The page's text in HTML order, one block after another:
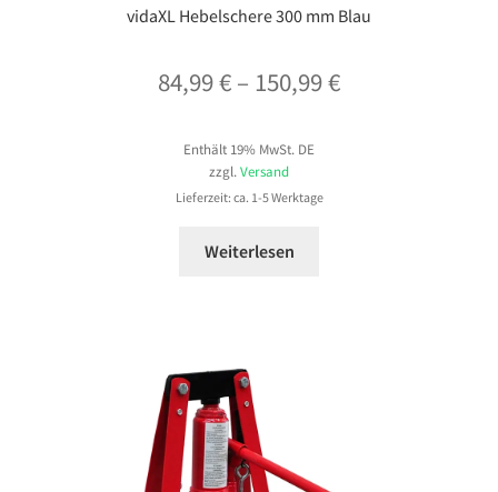
vidaXL Hebelschere 300 mm Blau
84,99€ – 150,99€Preisspanne:
Enthält 19% MwSt. DE
zzgl.Versand
Lieferzeit: ca. 1-5 Werktage
Weiterlesen